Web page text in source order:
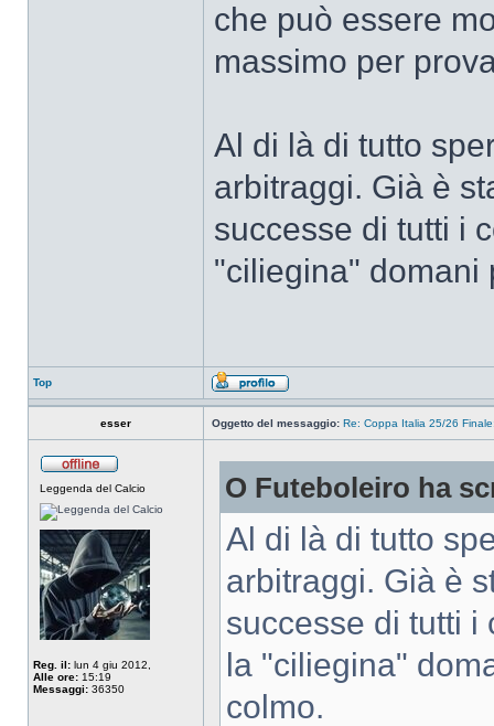
che può essere
massimo per
Al di là di tutto
arbitraggi. Già è
successe di tutti i
"ciliegina" domani
Top
esser Oggetto del messaggio: Re: Coppa Italia 25/26
Leggenda del Calcio
Reg. il: lun 4 giu 2012,
Alle ore: 15:19
Messaggi: 36350
O Futeboleiro ha
Al di là di tutto
arbitraggi. Già è
successe di tutti i
la "ciliegina"
colmo.